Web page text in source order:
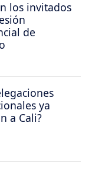
los invitados
de
ya
a Cali?